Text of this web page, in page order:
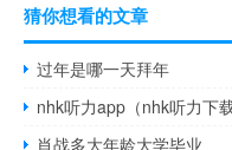
猜你想看的文章
过年是哪一天拜年
nhk听力app（nhk听力下载
肖战多大年龄大学毕业